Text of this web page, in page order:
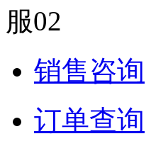
销售咨询
订单查询